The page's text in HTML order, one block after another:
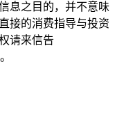
息之目的，并不意味
接的消费指导与投资
请来信告